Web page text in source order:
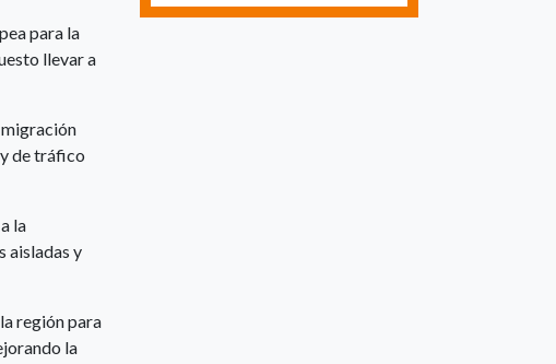
para la
llevar a
migración
de tráfico
la
aisladas y
región para
la